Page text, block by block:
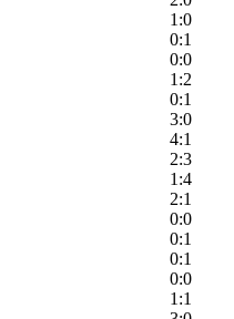
1:0
0:1
0:0
1:2
0:1
3:0
4:1
2:3
1:4
2:1
0:0
0:1
0:1
0:0
1:1